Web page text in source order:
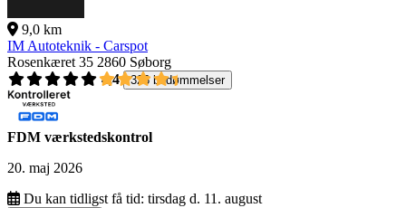
9,0 km
IM Autoteknik - Carspot
Rosenkæret 35 2860 Søborg
4,4
326 bedømmelser
FDM værkstedskontrol
20. maj 2026
Du kan tidligst få tid: tirsdag d. 11. august